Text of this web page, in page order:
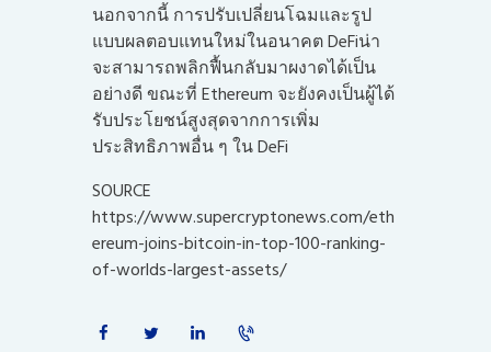
นอกจากนี้ การปรับเปลี่ยนโฉมและรูป
แบบผลตอบแทนใหม่ในอนาคต DeFiน่า
จะสามารถพลิกฟื้นกลับมาผงาดได้เป็น
อย่างดี ขณะที่ Ethereum จะยังคงเป็นผู้ได้
รับประโยชน์สูงสุดจากการเพิ่ม
ประสิทธิภาพอื่น ๆ ใน DeFi
SOURCE
https://www.supercryptonews.com/eth
ereum-joins-bitcoin-in-top-100-ranking-
of-worlds-largest-assets/